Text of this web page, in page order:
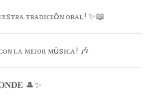
ᴛʀᴀᴅɪᴄɪóɴ ᴏʀᴀʟ! ✨📖
ʟᴀ ᴍᴇᴊᴏʀ ᴍúsɪᴄᴀ! 🎶
🎩✨